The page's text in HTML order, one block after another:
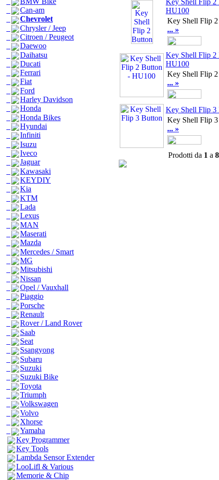
Can-am
Chevrolet
Chrysler / Jeep
Citroen / Peugeot
Daewoo
Daihatsu
Ducati
Ferrari
Fiat
Ford
Harley Davidson
Honda
Honda Bikes
Hyundai
Infiniti
Isuzu
Iveco
Jaguar
Kawasaki
KEYDIY
Kia
KTM
Lada
Lexus
MAN
Maserati
Mazda
Mercedes / Smart
MG
Mitsubishi
Nissan
Opel / Vauxhall
Piaggio
Porsche
Renault
Rover / Land Rover
Saab
Seat
Ssangyong
Subaru
Suzuki
Suzuki Bike
Toyota
Triumph
Volkswagen
Volvo
Xhorse
Yamaha
Key Programmer
Key Tools
Lambda Sensor Extender
LooLifl & Various
Memorie & Chip
Key Shell Flip 2
HU100
Key Shell Flip
... »
Key Shell Flip 2
HU100
Key Shell Flip
... »
Key Shell Flip 3
Key Shell Flip
... »
Prodotti da 1 a 8